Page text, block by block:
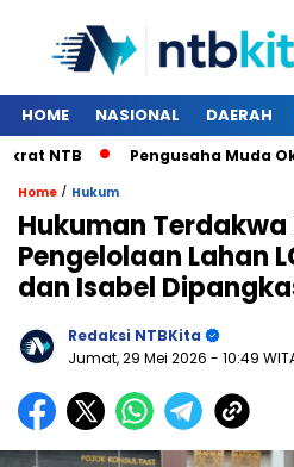
HOME NASIONAL DAERAH
NTB Pengusaha Muda Oke
Home / Hukum
Hukuman Terdakwa
Pengelolaan Lahan
dan Isabel
Redaksi NTBKita
Jumat, 29 Mei 2026 - 10:49